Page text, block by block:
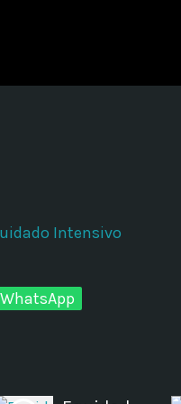
Intensivo
WhatsApp